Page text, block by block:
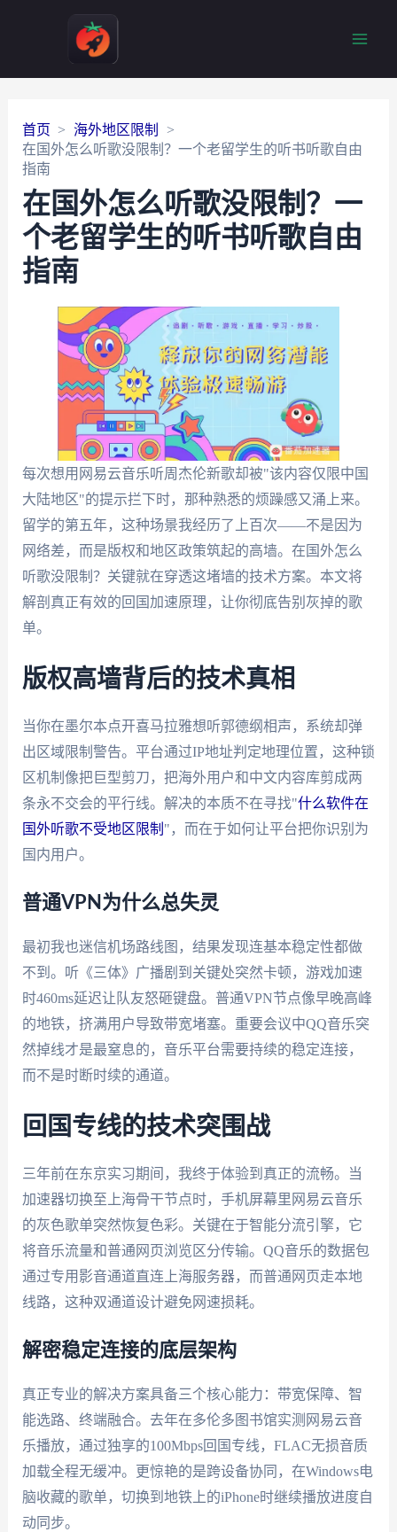
首页
海外地区限制
在国外怎么听歌没限制？一个老留学生的听书听歌自由
指南
在国外怎么听歌没限制？一
个老留学生的听书听歌自由
指南
每次想用网易云音乐听周杰伦新歌却被"该内容仅限中国
大陆地区"的提示拦下时，那种熟悉的烦躁感又涌上来。
留学的第五年，这种场景我经历了上百次——不是因为
网络差，而是版权和地区政策筑起的高墙。在国外怎么
听歌没限制？关键就在穿透这堵墙的技术方案。本文将
解剖真正有效的回国加速原理，让你彻底告别灰掉的歌
单。
版权高墙背后的技术真相
当你在墨尔本点开喜马拉雅想听郭德纲相声，系统却弹
出区域限制警告。平台通过IP地址判定地理位置，这种锁
区机制像把巨型剪刀，把海外用户和中文内容库剪成两
条永不交会的平行线。解决的本质不在寻找"什么软件在
国外听歌不受地区限制 "，而在于如何让平台把你识别为
国内用户。
普通VPN为什么总失灵
最初我也迷信机场路线图，结果发现连基本稳定性都做
不到。听《三体》广播剧到关键处突然卡顿，游戏加速
时460ms延迟让队友怒砸键盘。普通VPN节点像早晚高峰
的地铁，挤满用户导致带宽堵塞。重要会议中QQ音乐突
然掉线才是最窒息的，音乐平台需要持续的稳定连接，
而不是时断时续的通道。
回国专线的技术突围战
三年前在东京实习期间，我终于体验到真正的流畅。当
加速器切换至上海骨干节点时，手机屏幕里网易云音乐
的灰色歌单突然恢复色彩。关键在于智能分流引擎，它
将音乐流量和普通网页浏览区分传输。QQ音乐的数据包
通过专用影音通道直连上海服务器，而普通网页走本地
线路，这种双通道设计避免网速损耗。
解密稳定连接的底层架构
真正专业的解决方案具备三个核心能力：带宽保障、智
能选路、终端融合。去年在多伦多图书馆实测网易云音
乐播放，通过独享的100Mbps回国专线，FLAC无损音质
加载全程无缓冲。更惊艳的是跨设备协同，在Windows电
脑收藏的歌单，切换到地铁上的iPhone时继续播放进度自
动同步。